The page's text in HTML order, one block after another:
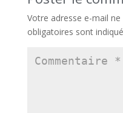
Votre adresse e-mail ne
obligatoires sont